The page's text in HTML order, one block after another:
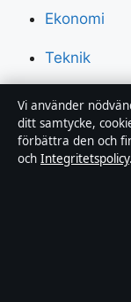
Ekonomi
Teknik
Världen
Sport
Vi använder
ditt samtycke,
förbättra den och
och Integritetspolicy.